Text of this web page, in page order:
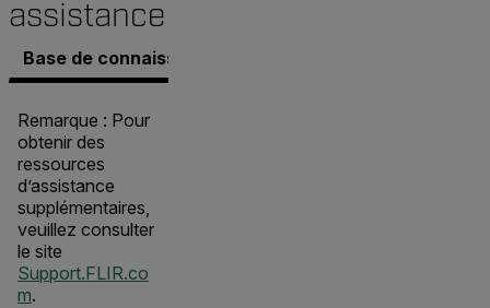
assistance
Base de connaissances
Remarque : Pour
obtenir des
ressources
d’assistance
supplémentaires,
veuillez consulter
le site
Support.FLIR.co
m.